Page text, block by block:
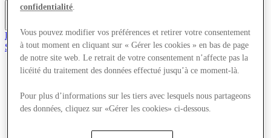
Le Club
Sauvé
fr
Planifiez votre visite
Quoi de neuf
confidentialité.
Vous pouvez modifier vos préférences et retirer votre consentement
à tout moment en cliquant sur « Gérer les cookies » en bas de page
de notre site web. Le retrait de votre consentement n’affecte pas la
licéité du traitement des données effectué jusqu’à ce moment-là.
Pour plus d’informations sur les tiers avec lesquels nous partageons
des données, cliquez sur «Gérer les cookies» ci-dessous.